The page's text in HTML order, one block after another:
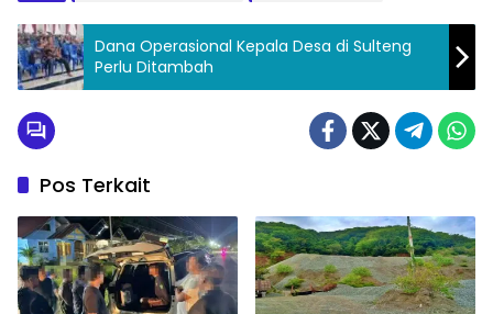
Dana Operasional Kepala Desa di Sulteng
Perlu Ditambah
Pos Terkait